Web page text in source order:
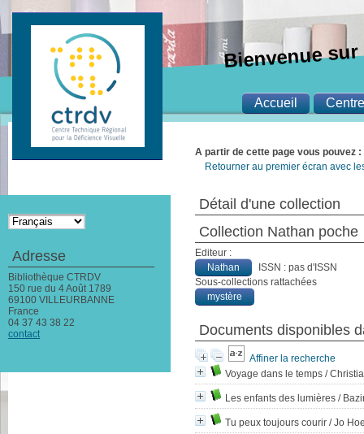
A partir de cette page vous pouvez :
Retourner au premier écran avec
Détail d'une collection
Collection Nathan poche
Editeur :
Nathan
ISSN : pas d'ISSN
Sous-collections rattachées
mystère
Documents disponibles
Affiner la recherche
Voyage dans le temps /
Les enfants des lumières /
Tu peux toujours courir / Jo
Bienvenue
Accueil
Adresse
Bibliothèque CTRDV
150 rue du 4 Août 1789
69100 VILLEURBANNE
France
04 37 43 38 22
contact